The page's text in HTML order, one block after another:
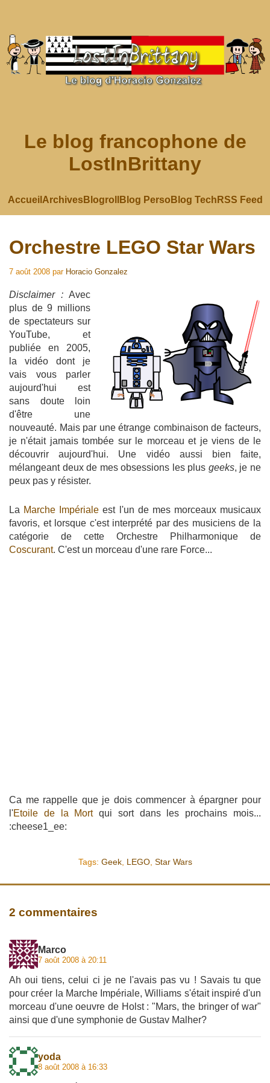
Le blog francophone de
LostInBrittany
Accueil ArchivesBlogroll Blog Perso Blog Tech RSS Feed
Orchestre LEGO Star Wars
7 août 2008 par Horacio Gonzalez
Disclaimer : Avec
plus de 9 millions
de spectateurs sur
YouTube, et
publiée en 2005,
la vidéo dont je
vais vous parler
aujourd'hui est
sans doute loin
d'être une
nouveauté. Mais par une étrange combinaison de facteurs,
je n'était jamais tombée sur le morceau et je viens de le
découvrir aujourd'hui. Une vidéo aussi bien faite,
mélangeant deux de mes obsessions les plus geeks, je ne
peux pas y résister.
La Marche Impériale est l'un de mes morceaux musicaux
favoris, et lorsque c'est interprété par des musiciens de la
catégorie de cette Orchestre Philharmonique de
Coscurant. C'est un morceau d'une rare Force...
Ca me rappelle que je dois commencer à épargner pour
l'Etoile de la Mortqui sort dans les prochains mois...
:cheese1_ee:
Tags: Geek, LEGO, Star Wars
2 commentaires
Marco
7 août 2008 à 20:11
Ah oui tiens, celui ci je ne l'avais pas vu ! Savais tu que
pour créer la Marche Impériale, Williams s'était inspiré d'un
morceau d'une oeuvre de Holst : "Mars, the bringer of war"
ainsi que d'une symphonie de Gustav Malher?
yoda
8 août 2008 à 16:33